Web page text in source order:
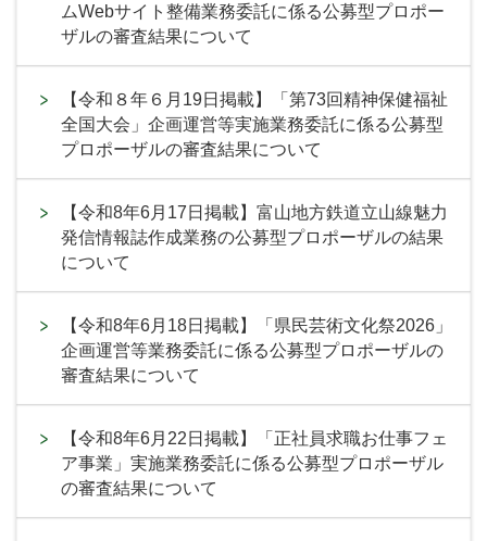
ムWebサイト整備業務委託に係る公募型プロポー
ザルの審査結果について
【令和８年６月19日掲載】「第73回精神保健福祉
全国大会」企画運営等実施業務委託に係る公募型
プロポーザルの審査結果について
【令和8年6月17日掲載】富山地方鉄道立山線魅力
発信情報誌作成業務の公募型プロポーザルの結果
について
【令和8年6月18日掲載】「県民芸術文化祭2026」
企画運営等業務委託に係る公募型プロポーザルの
審査結果について
【令和8年6月22日掲載】「正社員求職お仕事フェ
ア事業」実施業務委託に係る公募型プロポーザル
の審査結果について